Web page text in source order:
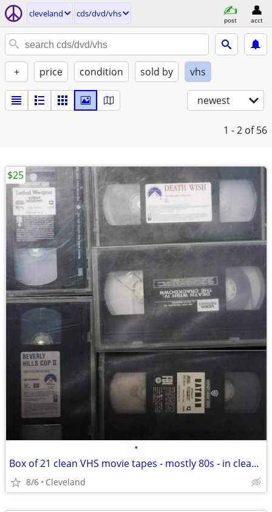
cleveland cds/dvd/vhs
post acct
+ price condition sold by vhs
newest
1 - 2 of 56
•
Box of 21 clean VHS movie tapes - mostly 80s - in clear plastic clamshell
8/6 Cleveland
$25